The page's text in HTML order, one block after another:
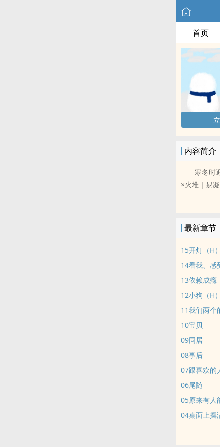
首页
内容简介
寒冬时迎
×火堆｜易
最新章节
15开灯（H）
14看我、感
13依赖成瘾
12小狗（H）
11我们两个
10宝贝
09同居
08事后
07跟喜欢的
06尾随
05原来有人
04桌面上摆